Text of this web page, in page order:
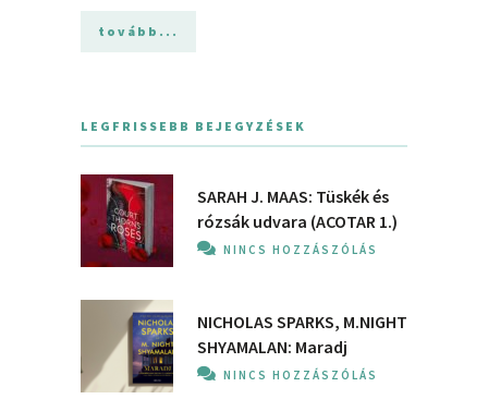
tovább...
LEGFRISSEBB BEJEGYZÉSEK
SARAH J. MAAS: Tüskék és
rózsák udvara (ACOTAR 1.)
NINCS HOZZÁSZÓLÁS
NICHOLAS SPARKS, M.NIGHT
SHYAMALAN: Maradj
NINCS HOZZÁSZÓLÁS